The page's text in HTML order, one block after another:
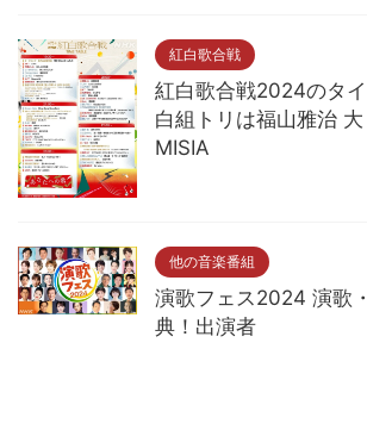
紅白歌合戦
紅白歌合戦2024のタ
白組トリは福山雅治
MISIA
他の音楽番組
演歌フェス2024 演歌
典！出演者